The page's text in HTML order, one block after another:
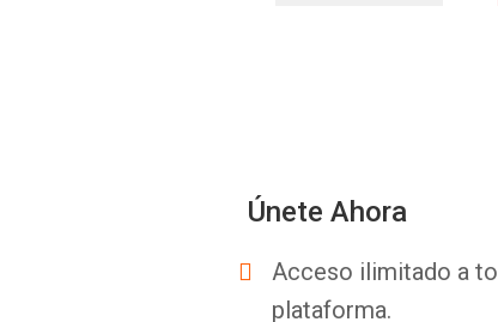
Únete Ahora
Acceso ilimitado a
plataforma.